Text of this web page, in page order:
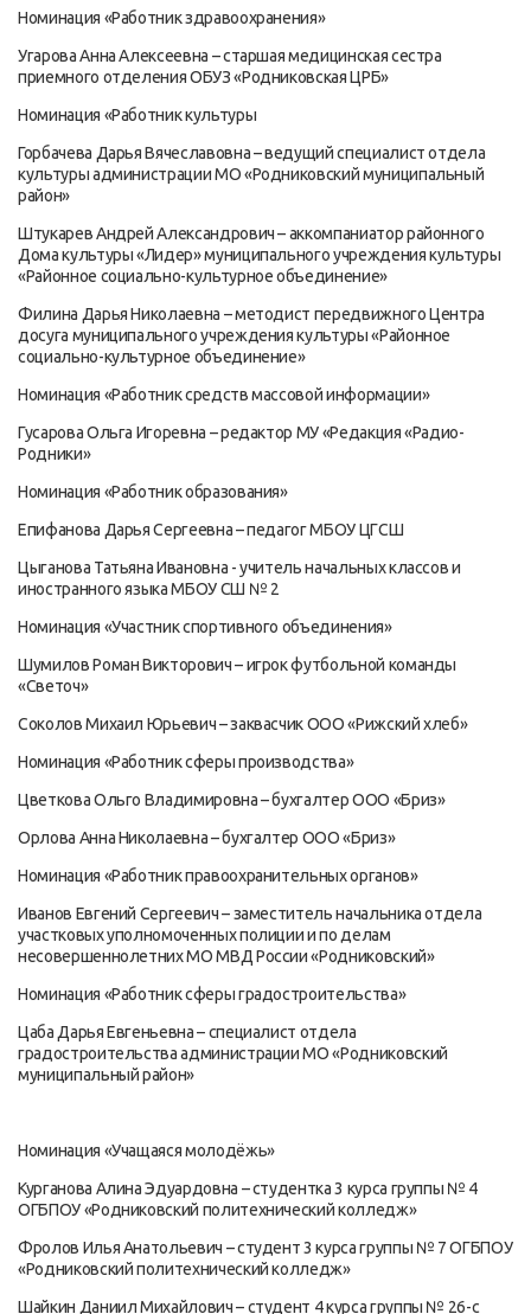
Номинация «Работник здравоохранения»
Угарова Анна Алексеевна – старшая медицинская сестра
приемного отделения ОБУЗ «Родниковская ЦРБ»
Номинация «Работник культуры
Горбачева Дарья Вячеславовна – ведущий специалист отдела
культуры администрации МО «Родниковский муниципальный
район»
Штукарев Андрей Александрович – аккомпаниатор районного
Дома культуры «Лидер» муниципального учреждения культуры
«Районное социально-культурное объединение»
Филина Дарья Николаевна – методист передвижного Центра
досуга муниципального учреждения культуры «Районное
социально-культурное объединение»
Номинация «Работник средств массовой информации»
Гусарова Ольга Игоревна – редактор МУ «Редакция «Радио-
Родники»
Номинация «Работник образования»
Епифанова Дарья Сергеевна – педагог МБОУ ЦГСШ
Цыганова Татьяна Ивановна - учитель начальных классов и
иностранного языка МБОУ СШ № 2
Номинация «Участник спортивного объединения»
Шумилов Роман Викторович – игрок футбольной команды
«Светоч»
Соколов Михаил Юрьевич – заквасчик ООО «Рижский хлеб»
Номинация «Работник сферы производства»
Цветкова Ольго Владимировна – бухгалтер ООО «Бриз»
Орлова Анна Николаевна – бухгалтер ООО «Бриз»
Номинация «Работник правоохранительных органов»
Иванов Евгений Сергеевич – заместитель начальника отдела
участковых уполномоченных полиции и по делам
несовершеннолетних МО МВД России «Родниковский»
Номинация «Работник сферы градостроительства»
Цаба Дарья Евгеньевна – специалист отдела
градостроительства администрации МО «Родниковский
муниципальный район»
Номинация «Учащаяся молодёжь»
Курганова Алина Эдуардовна – студентка 3 курса группы № 4
ОГБПОУ «Родниковский политехнический колледж»
Фролов Илья Анатольевич – студент 3 курса группы № 7 ОГБПОУ
«Родниковский политехнический колледж»
Шайкин Даниил Михайлович – студент 4 курса группы № 26-с